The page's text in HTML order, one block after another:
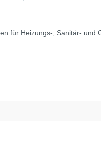
für Heizungs-, Sanitär- und